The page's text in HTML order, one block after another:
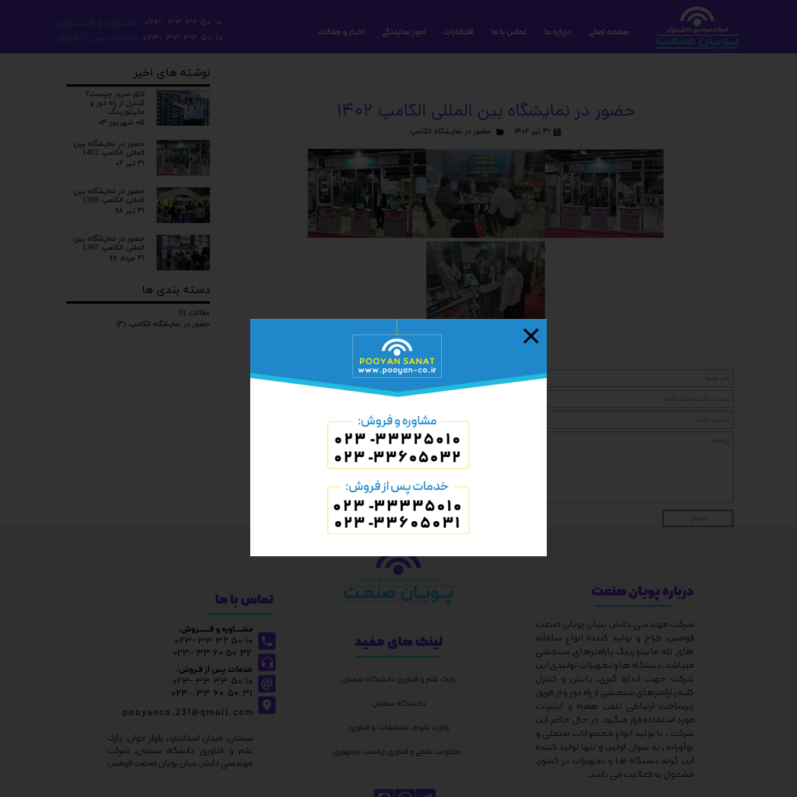
صفحه اصلی درباره ما تماس با ما افتخارات امور نمایندگی اخبار و مقالات
10 50 32 33 -023
:مشــاوره و فـــــروش
10 50 33 33 -023
:خدمات پس از فروش
حضور در نمایشگاه بین المللی الکامپ 1402
۳۱ تیر ۱۴۰۲ حضور در نمایشگاه الکامپ
نوشته های اخیر
اتاق سرور چیست؟
کنترل از راه دور و
مانیتورینگ
۰۵ شهریور ۰۴
حضور در نمایشگاه بین
المللی الکامپ 1402
۳۱ تیر ۰۲
حضور در نمایشگاه بین
المللی الکامپ 1398
۳۱ تیر ۹۸
حضور در نمایشگاه بین
المللی الکامپ 1397
۳۱ مرداد ۹۷
دسته بندی ها
مقالات (۱)
حضور در نمایشگاه الکامپ (۳)
درباره پویان صنعت
شرکت مهندسی دانش بنیان پویان صنعت
قومس، طراح و تولید کننده انواع سامانه
های تله مانیتورینگ پارامترهای سنجشی
میباشد. دستگاه ها و تجهیزات تولیدی این
شرکت جهت اندازه گیری، پایش و کنترل
کلیه پارامترهای سنجشی از راه دور و از طریق
زیرساخت ارتباطی تلفن همراه و اینترنت
مورد استفاده قرار میگیرد. در حال حاضر این
شرکت ، با تولید انواع محصولات صنعتی و
نوآورانه ، به عنوان اولین و تنها تولید کننده
این گونه دستگاه ها و تجهیزات در کشور،
مشغول به فعالیت می باشد.
تماس با ما
مشـــاوره و فـــــروش:
10 50 32 33 -023
32 50 60 33 -023
p o o y a n c o . 2 3 1 @ g m a i l . c o m
سمنان، میدان استاندارد، بلوار جوان، پارک
علم و فناوری دانشگاه سمنان، شرکت
مهندسی دانش بنیان پویان صنعت قومس
خدمات پس از فـروش:
10 50 33 33 -023
31 50 60 33 -023
لینک های مفید
پارک علم و فناوری دانشگاه سمنان
دانشگاه سمنان
وزارت علوم، تحقیقات و فناوری
معاونت علمی و فناوری ریاست جمهوری